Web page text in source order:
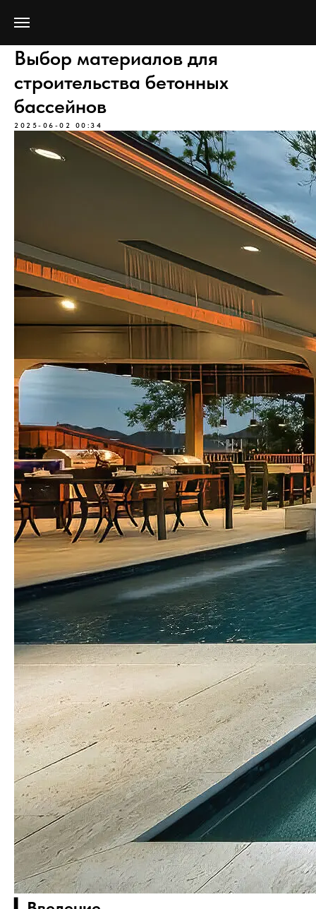
Выбор материалов для
строительства бетонных
бассейнов
2025-06-02 00:34